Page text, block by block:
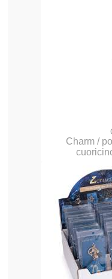
Charm /